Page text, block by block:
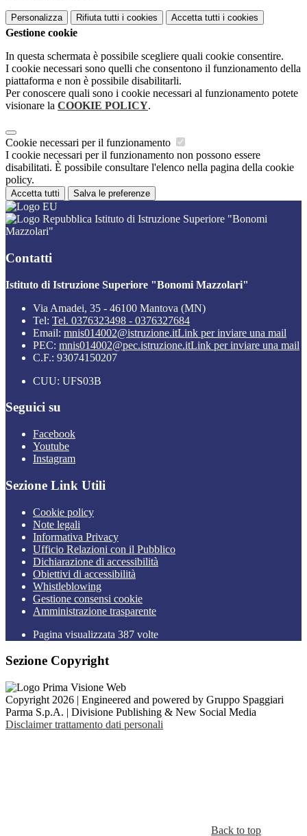
Personalizza Rifiuta tutti i cookies Accetta tutti i cookies
Gestione cookie
In questa schermata è possibile scegliere quali cookie consentire.
I cookie necessari sono quelli che consentono il funzionamento della
piattaforma e non è possibile disabilitarli.
Per conoscere quali sono i cookie necessari al funzionamento potete
visionare la COOKIE POLICY.
Cookie necessari per il funzionamento
I cookie necessari per il funzionamento non possono essere
disabilitati. È possibile consultare l'elenco nella pagina della cookie
policy.
Accetta tutti Salva le preferenze
Istituto di Istruzione Superiore "Bonomi
Mazzolari"
Contatti
Istituto di Istruzione Superiore "Bonomi Mazzolari"
Via Amadei, 35 - 46100 Mantova (MN)
Tel: Tel. 0376323498 - 0376327684
Email: mnis014002@istruzione.itLink per inviare una mail
PEC: mnis014002@pec.istruzione.itLink per inviare una mail
C.F.: 93074150207
CUU: UFS03B
Seguici su
Facebook
Youtube
Instagram
Sezione Link Utili
Cookie policy
Note legali
Informativa Privacy
Ufficio Relazioni con il Pubblico
Dichiarazione di accessibilità
Obiettivi di accessibilità
Whistleblowing
Gestione consensi cookie
Amministrazione trasparente
Pagina visualizzata 387 volte
Sezione Copyright
Copyright 2026 | Engineered and powered by Gruppo Spaggiari
Parma S.p.A. | Divisione Publishing & New Social Media
Disclaimer trattamento dati personali
Back to top